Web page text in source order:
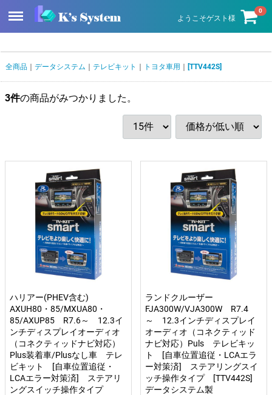
ようこそゲスト様
0
Menu
全商品 データシステム テレビキット トヨタ車用 [TTV442S]
3件の商品がみつかりました。
ハリアー(PHEV含む)
AXUH80・85/MXUA80・
85/AXUP85 R7.6～ 12.3イ
ンチディスプレイオーディオ
（コネクティッドナビ対応）
Plus装着車/Plusなし車 テレ
ビキット [自車位置追従・
LCAエラー対策済] ステアリ
ングスイッチ操作タイプ
ランドクルーザー
FJA300W/VJA300W R7.4
～ 12.3インチディスプレイ
オーディオ（コネクティッド
ナビ対応）Puls テレビキッ
ト [自車位置追従・LCAエラ
ー対策済] ステアリングスイ
ッチ操作タイプ [TTV442S]
データシステム製